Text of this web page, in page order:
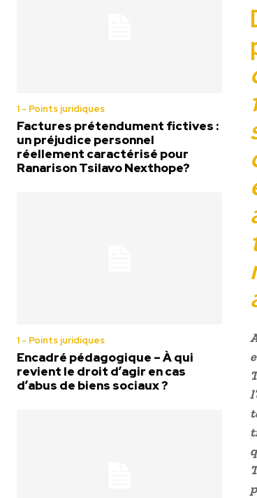
1 - Points juridiques
Factures prétendument fictives :
un préjudice personnel
réellement caractérisé pour
Ranarison Tsilavo Nexthope?
1 - Points juridiques
Encadré pédagogique – À qui
revient le droit d’agir en cas
d’abus de biens sociaux ?